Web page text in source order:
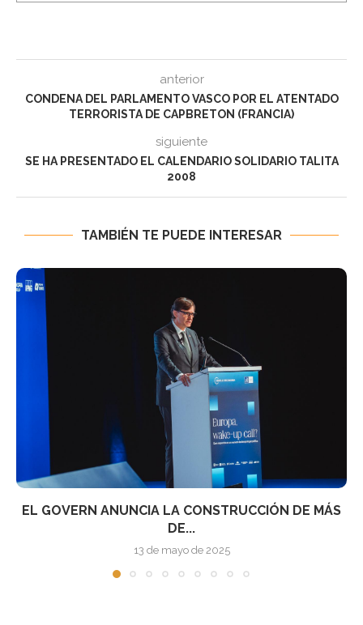
anterior
CONDENA DEL PARLAMENTO VASCO POR EL ATENTADO
TERRORISTA DE CAPBRETON (FRANCIA)
siguiente
SE HA PRESENTADO EL CALENDARIO SOLIDARIO TALITA
2008
TAMBIÉN TE PUEDE INTERESAR
EL GOBIERNO APRUEBA EL REAL DECRETO
REGULA...
9 de noviembre de 2021